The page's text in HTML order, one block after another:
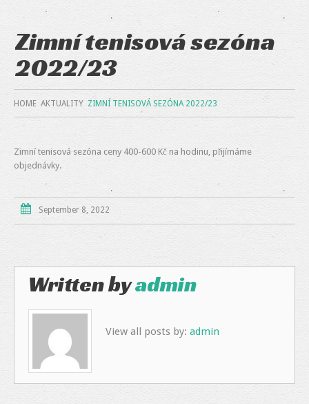
Zimní tenisová sezóna
2022/23
HOME AKTUALITY ZIMNÍ TENISOVÁ SEZÓNA 2022/23
Zimní tenisová sezóna ceny 400-600 Kč na hodinu, přijímáme
objednávky.
September 8, 2022
Written byadmin
View all posts by: admin